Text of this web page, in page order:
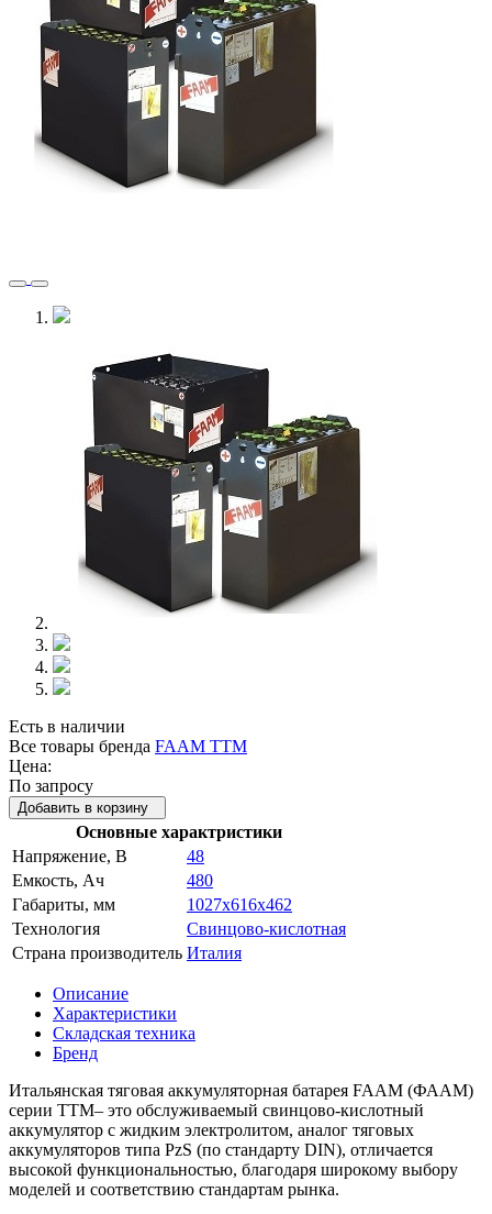
Есть в наличии
Все товары бренда FAAM TTM
Цена:
По запросу
Добавить в корзину
Основные характристики
Напряжение, В
48
Емкость, Ач
480
Габариты, мм
1027x616x462
Технология
Свинцово-кислотная
Страна производитель Италия
Описание
Характеристики
Складская техника
Бренд
Итальянская тяговая аккумуляторная батарея FAAM (ФААМ)
серии TTM– это обслуживаемый свинцово-кислотный
аккумулятор с жидким электролитом, аналог тяговых
аккумуляторов типа PzS (по стандарту DIN), отличается
высокой функциональностью, благодаря широкому выбору
моделей и соответствию стандартам рынка.